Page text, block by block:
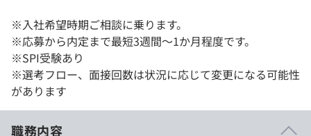
※入社希望時期ご相談に乗ります。
※応募から内定まで最短3週間～1か月程度です。
※SPI受験あり
※選考フロー、面接回数は状況に応じて変更になる可能性
があります
職務内容